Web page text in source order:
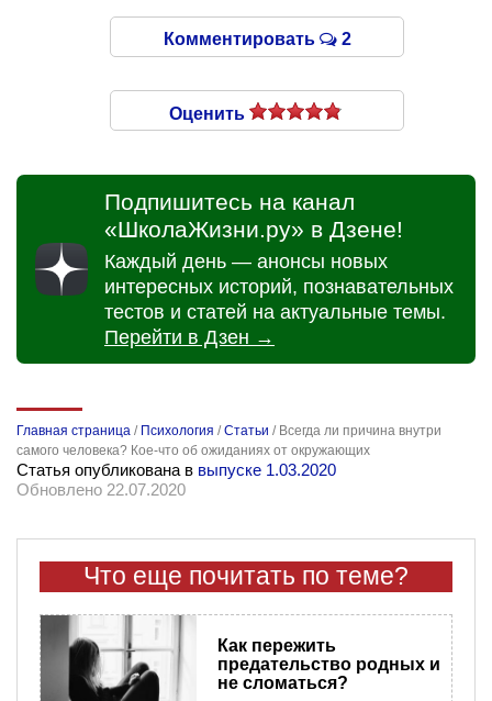
Комментировать 2
Оценить
Подпишитесь на канал
«ШколаЖизни.ру» в Дзене!
Каждый день — анонсы новых
интересных историй, познавательных
тестов и статей на актуальные темы.
Перейти в Дзен →
Главная страница / Психология /Статьи / Всегда ли причина внутри
самого человека? Кое-что об ожиданиях от окружающих
Статья опубликована в выпуске 1.03.2020
Обновлено 22.07.2020
Что еще почитать по теме?
Как пережить
предательство родных и
не сломаться?